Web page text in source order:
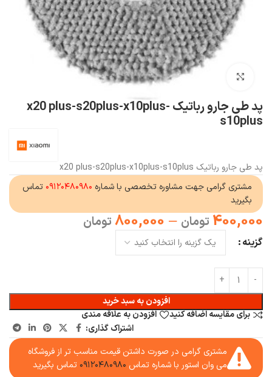
بزرگنمایی تصویر
پد طی جارو رباتیک x20 plus-s20plus-x10plus-
s10plus
پد طی جارو رباتیک x20 plus-s20plus-x10plus-s10plus
مشتری گرامی جهت مشاوره تخصصی با شماره ۰۹۱۲۰۴۸۰۹۸۰ تماس
بگیرید
400,000 تومان –
800,000 تومان
گزینه
افزودن به سبد خرید
برای مقایسه اضافه کنید
افزودن به علاقه مندی
اشتراک گذاری:
مشتری گرامی در صورت داشتن قیمت مناسب تر از فروشگاه
می وان استور با شماره تماس ۰۹۱۲۰۴۸۰۹۸۰ تماس بگیرید